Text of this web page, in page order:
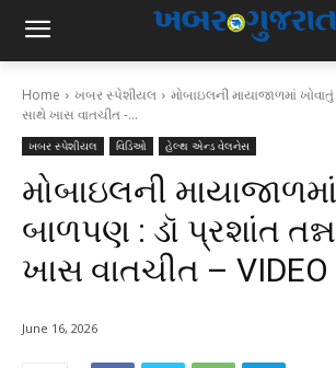
Home ખબર સ્પેશીયલ
મોબાઇલની માયાજાળમાં
સાથે ખાસ વાતચીત -...
ખબર સ્પેશીયલ વિડિઓ હેલ્થ એન્ડ વેલનેસ
મોબાઇલની
બાળપણ : ડૉ પ્રશાંત
ખાસ વાતચીત – VIDEO
June 16, 2026